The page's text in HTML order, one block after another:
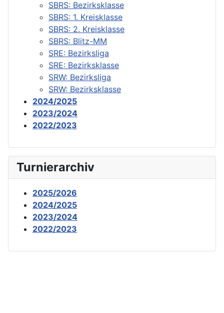
SBRS: Bezirksklasse
SBRS: 1. Kreisklasse
SBRS: 2. Kreisklasse
SBRS: Blitz-MM
SRE: Bezirksliga
SRE: Bezirksklasse
SRW: Bezirksliga
SRW: Bezirksklasse
2024/2025
2023/2024
2022/2023
Turnierarchiv
2025/2026
2024/2025
2023/2024
2022/2023